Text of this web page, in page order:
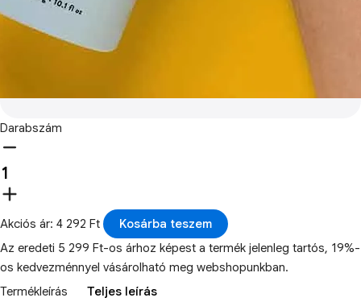
Darabszám
Akciós ár: 4 292 Ft
Kosárba teszem
Az eredeti 5 299 Ft-os árhoz képest a termék jelenleg tartós, 19%-
os kedvezménnyel vásárolható meg webshopunkban.
Termékleírás
Teljes leírás